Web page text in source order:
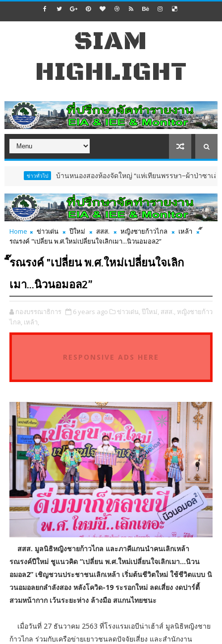
SIAM
HIGHLIGHT
บ้านหนองสองห้องจัดใหญ่ “แห่เทียนพรรษา–ผ้าป่าซาเล้งปลอดเหล้
Home ข่าวเด่น ปีใหม่ สสส. หญิงชายก้าวไกล เหล้า
ี๊
รณรงค์ "เปลี่ยน พ.ศ.ใหม่เปลี่ยนใจเลิกเมา...นิวนอมอล2”
ี๊รณรงค์ "เปลี่ยน พ.ศ.ใหม่เปลี่ยนใจเลิก
เมา...นิวนอมอล2”
กองบรรณาธิการ 6 years ago ข่าวเด่น, ปีใหม่, สสส., หญิงชายก้าว
ไกล, เหล้า,
RESPONSIVE ADS HERE
สสส. มูลนิธิหญิงชายก้าวไกล และภาคีแกนนำคนเลิกเหล้า
รณรงค์ปีใหม่ ชูแนวคิด “เปลี่ยน พ.ศ.ใหม่เปลี่ยนใจเลิกเมา...นิวน
อมอล2” เชิญชวนประชาชนเลิกเหล้า เริ่มต้นชีวิตใหม่ ใช้ชีวิตแบบ นิ
วนอมอลยกลำลังสอง หลังโควิด-19 ระรอกใหม่ ลดเสี่ยง งดปาร์ตี้
สวมหน้ากาก เว้นระยะห่าง ล้างมือ สแกนไทยชนะ
เมื่อวันที่ 27 ธันวาคม 2563 ที่โรงแรมเอบีน่าเฮ้าส์ มูลนิธิหญิงชาย
ก้าวไกล ร่วมกับเครือข่ายเยาวชนลดปัจจัยเสี่ยง และสำนักงาน